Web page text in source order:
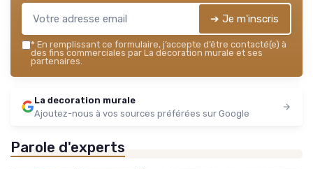
➔ Je m'inscris
* En remplissant ce formulaire, j’accepte d’être contacté(e) à
des fins commerciales par La decoration murale et ses
partenaires.
La decoration murale
Ajoutez-nous à vos sources préférées sur Google
Parole d'experts